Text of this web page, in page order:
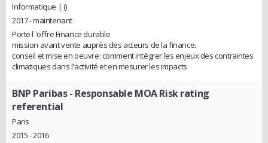
Informatique | ()
2017 - maintenant
Porte l 'offre Finance durable
mission avant vente auprès des acteurs de la finance.
conseil et mise en oeuvre: comment intégrer les enjeux des contraintes
climatiques dans l'activité et en mesurer les impacts
BNP Paribas- Responsable MOA Risk rating
referential
Paris
2015 - 2016